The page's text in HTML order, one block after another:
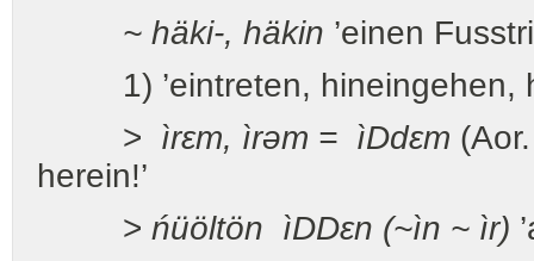
~ häki-, häkin ’einen
1) ’eintreten, hineingehen,
> ìrεm, ìrəm = ìDdεm
herein!’
> ńüöltön ìDDεn (~ìn ~ ìr)